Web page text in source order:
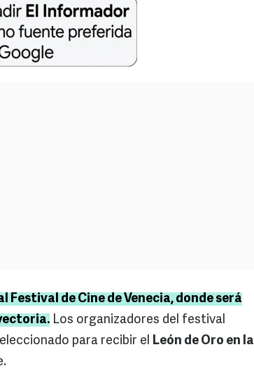
Festival de Cine de Venecia, donde será
Los organizadores del festival
para recibir el León de Oro en la